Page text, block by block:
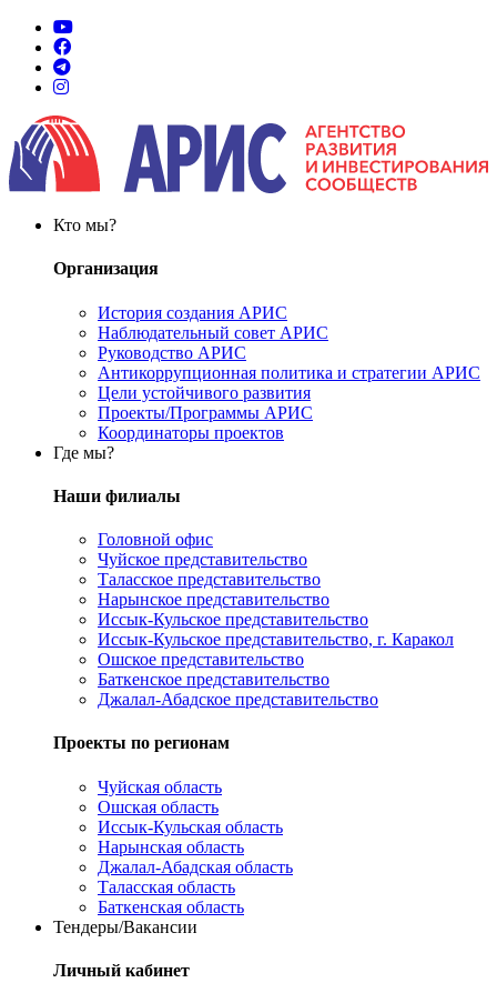
Кто мы?
Организация
История создания АРИС
Наблюдательный совет АРИС
Руководство АРИС
Антикоррупционная политика и стратегии АРИС
Цели устойчивого развития
Проекты/Программы АРИС
Координаторы проектов
Где мы?
Наши филиалы
Головной офис
Чуйское представительство
Таласское представительство
Нарынское представительство
Иссык-Кульское представительство
Иссык-Кульское представительство, г. Каракол
Ошское представительство
Баткенское представительство
Джалал-Абадское представительство
Проекты по регионам
Чуйская область
Ошская область
Иссык-Кульская область
Нарынская область
Джалал-Абадская область
Таласская область
Баткенская область
Тендеры/Вакансии
Личный кабинет